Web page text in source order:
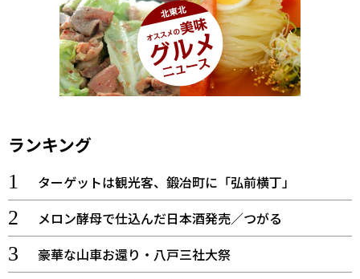
ランキング
ターゲットは観光客、鍛冶町に「弘前横丁」
メロン酵母で仕込んだ日本酒発売／つがる
豪華な山車お還り・八戸三社大祭